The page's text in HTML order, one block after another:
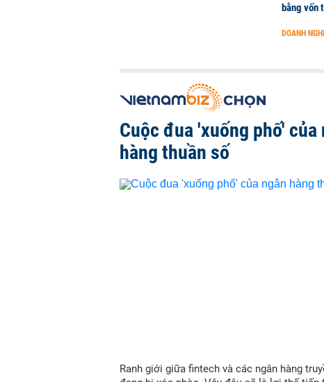
bằng vốn
DOANH
Cuộc đua 'xuống phố' của
hàng thuần số
Ranh giới giữa fintech và các ngân hàng